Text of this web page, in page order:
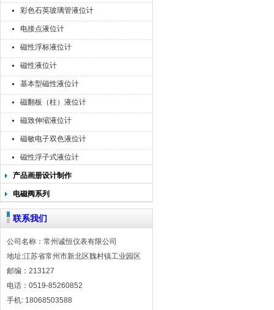
彩色石英玻璃管液位计
电接点液位计
磁性浮标液位计
磁性液位计
基本型磁性液位计
磁翻板（柱）液位计
磁致伸缩液位计
磁敏电子双色液位计
磁性浮子式液位计
产品画册设计制作
电磁阀系列
联系我们
公司名称：常州诚恒仪表有限公司
地址:江苏省常州市新北区魏村镇工业园区
邮编：213127
电话：0519-85260852
手机: 18068503588